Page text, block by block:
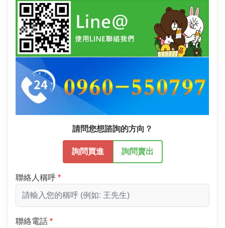
請問您想諮詢的方向？
詢問買進 詢問賣出
聯絡人稱呼
聯絡電話